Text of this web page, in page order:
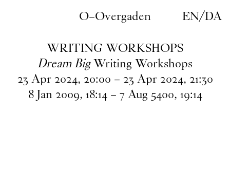
O–Overgaden EN/DA
WRITING WORKSHOPS
Dream BigWriting Workshops
23 Apr 2024, 20:00 – 23 Apr 2024, 21:30
8 Jan 2009, 18:14– 7 Aug 5400, 19:14